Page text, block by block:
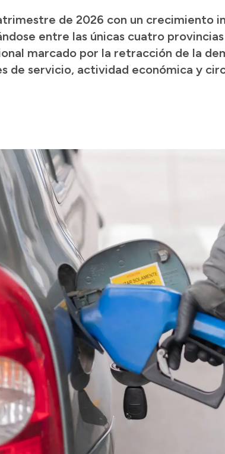
de 2026 con un crecimiento
entre las únicas cuatro
marcado por la retracción de la
de servicio, actividad económica y